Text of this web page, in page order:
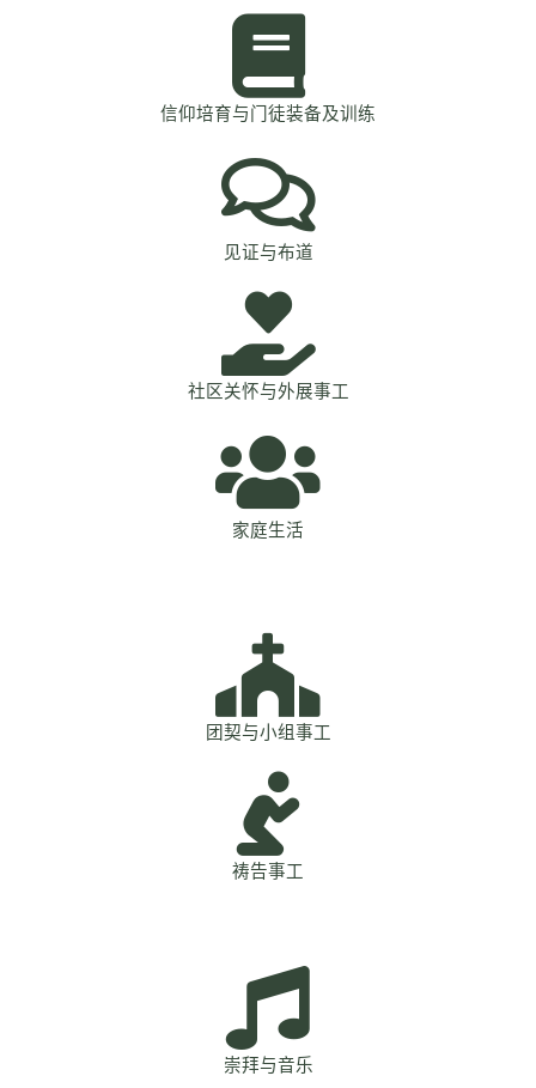
社区关怀与外展事工
见证与布道
信仰培育与门徒装备及训练
崇拜与音乐
祷告事工
团契与小组事工
家庭生活